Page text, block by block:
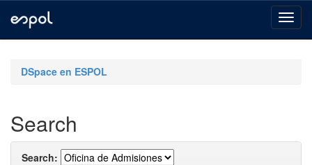
navigationDSpace en ESPOL
Search
Search: